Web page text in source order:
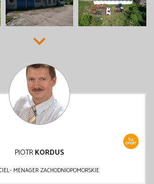
84
OFERT
PIOTRKORDUS
MENAGER ZACHODNIOPOMORSKIE